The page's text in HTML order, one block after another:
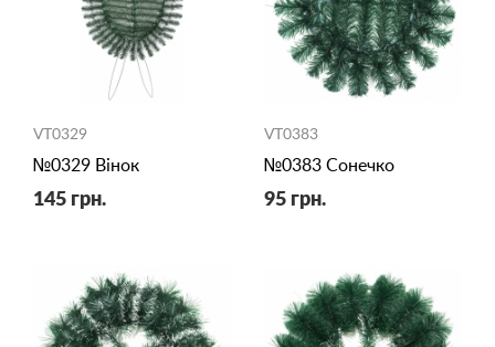
VT0329
№0329 Вінок
145 грн.
VT0383
№0383 Сонечко
95 грн.